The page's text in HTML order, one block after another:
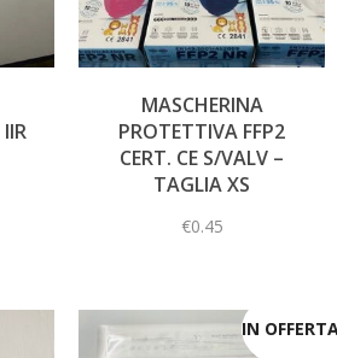
MASCHERINA
PROTETTIVA FFP2
CERT. CE S/VALV –
TAGLIA XS
€0.45
IN